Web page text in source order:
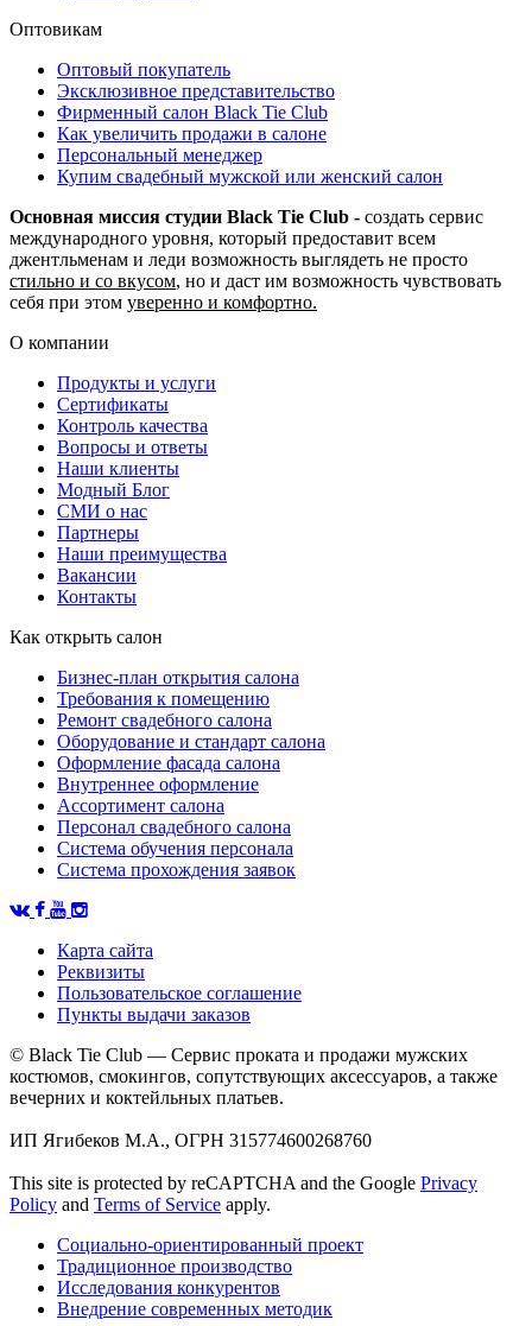
Оптовикам
Оптовый покупатель
Эксклюзивное представительство
Фирменный салон Black Tie Club
Как увеличить продажи в салоне
Персональный менеджер
Купим свадебный мужской или женский салон
Основная миссия студии Black Tie Club - создать сервис
международного уровня, который предоставит всем
джентльменам и леди возможность выглядеть не просто
стильно и со вкусом, но и даст им возможность чувствовать
себя при этом уверенно и комфортно.
О компании
Продукты и услуги
Сертификаты
Контроль качества
Вопросы и ответы
Наши клиенты
Модный Блог
СМИ о нас
Партнеры
Наши преимущества
Вакансии
Контакты
Как открыть салон
Бизнес-план открытия салона
Требования к помещению
Ремонт свадебного салона
Оборудование и стандарт салона
Оформление фасада салона
Внутреннее оформление
Ассортимент салона
Персонал свадебного салона
Система обучения персонала
Система прохождения заявок
Карта сайта
Реквизиты
Пользовательское соглашение
Пункты выдачи заказов
© Black Tie Club — Сервис проката и продажи мужских
костюмов, смокингов, сопутствующих аксессуаров, а также
вечерних и коктейльных платьев.
ИП Ягибеков М.А., ОГРН 315774600268760
This site is protected by reCAPTCHA and the Google Privacy
Policy and Terms of Service apply.
Социально-ориентированный проект
Традиционное производство
Исследования конкурентов
Внедрение современных методик